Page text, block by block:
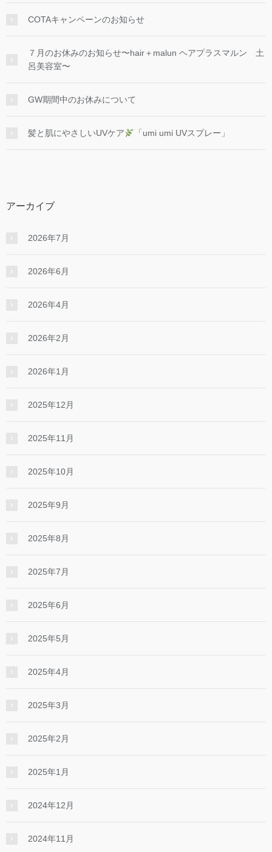
COTAキャンペーンのお知らせ
７月のお休みのお知らせ〜hair＋malun ヘアプラスマルン 土
呂美容室〜
GW期間中のお休みについて
髪と肌にやさしいUVケア 「umi umi UVスプレー」
アーカイブ
2026年7月
2026年6月
2026年4月
2026年2月
2026年1月
2025年12月
2025年11月
2025年10月
2025年9月
2025年8月
2025年7月
2025年6月
2025年5月
2025年4月
2025年3月
2025年2月
2025年1月
2024年12月
2024年11月